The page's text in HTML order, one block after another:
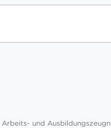
Arbeits- und